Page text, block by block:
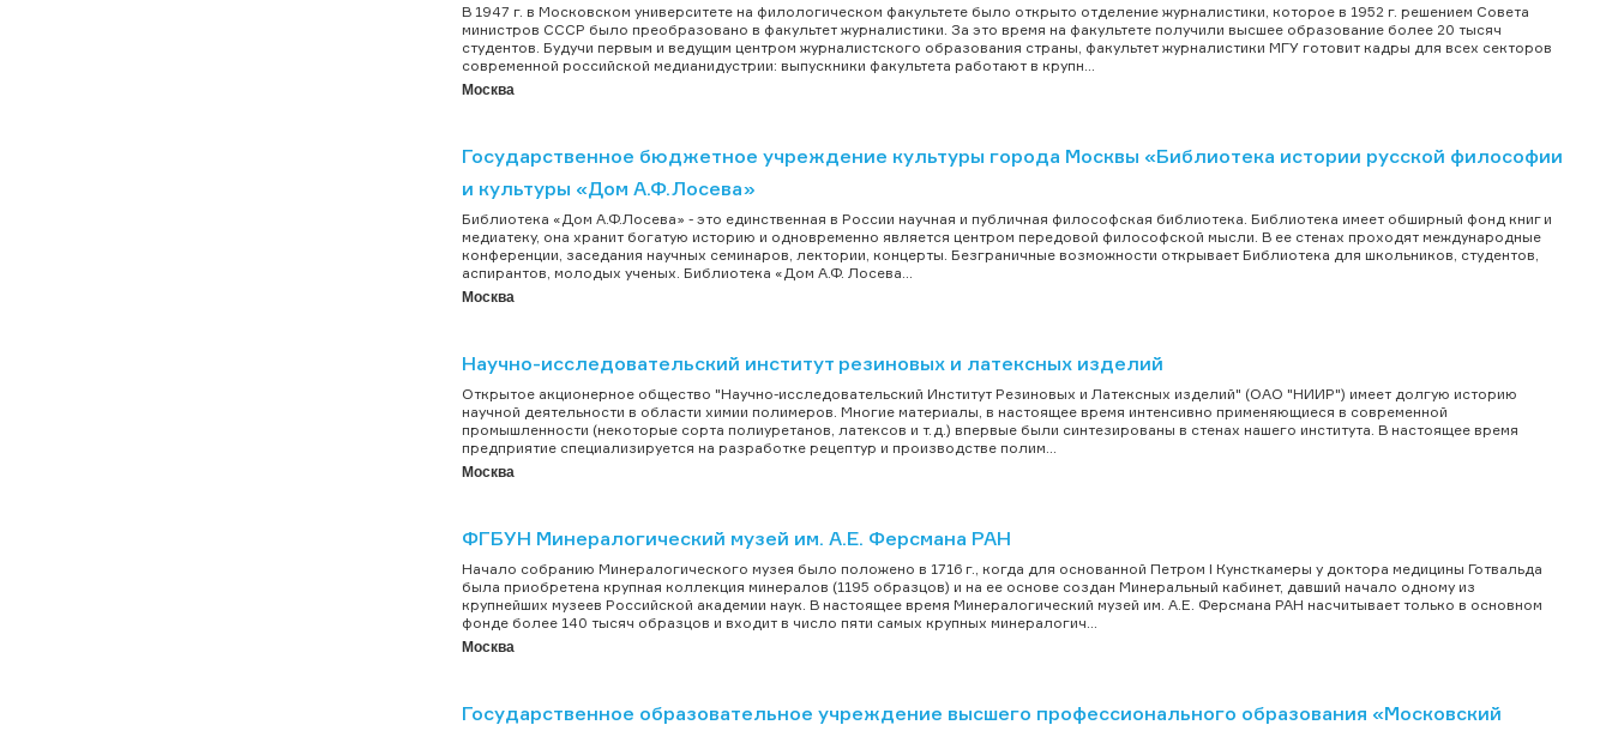
В 1947 г. в Московском университете на филологическом факультете было открыто отделение журналистики, которое в 1952 г. решением Совета
министров СССР было преобразовано в факультет журналистики. За это время на факультете получили высшее образование более 20 тысяч
студентов. Будучи первым и ведущим центром журналистского образования страны, факультет журналистики МГУ готовит кадры для всех секторов
современной российской медианидустрии: выпускники факультета работают в крупн...
Москва
Государственное бюджетное учреждение культуры города Москвы «Библиотека истории русской философии
и культуры «Дом А.Ф.Лосева»
Библиотека «Дом А.Ф.Лосева» - это единственная в России научная и публичная философская библиотека. Библиотека имеет обширный фонд книг и
медиатеку, она хранит богатую историю и одновременно является центром передовой философской мысли. В ее стенах проходят международные
конференции, заседания научных семинаров, лектории, концерты. Безграничные возможности открывает Библиотека для школьников, студентов,
аспирантов, молодых ученых. Библиотека «Дом А.Ф. Лосева...
Москва
Научно-исследовательский институт резиновых и латексных изделий
Открытое акционерное общество "Научно-исследовательский Институт Резиновых и Латексных изделий" (ОАО "НИИР") имеет долгую историю
научной деятельности в области химии полимеров. Многие материалы, в настоящее время интенсивно применяющиеся в современной
промышленности (некоторые сорта полиуретанов, латексов и т.д.) впервые были синтезированы в стенах нашего института. В настоящее время
предприятие специализируется на разработке рецептур и производстве полим...
Москва
ФГБУН Минералогический музей им. А.Е. Ферсмана РАН
Начало собранию Минералогического музея было положено в 1716 г., когда для основанной Петром I Кунсткамеры у доктора медицины Готвальда
была приобретена крупная коллекция минералов (1195 образцов) и на ее основе создан Минеральный кабинет, давший начало одному из
крупнейших музеев Российской академии наук. В настоящее время Минералогический музей им. А.Е. Ферсмана РАН насчитывает только в основном
фонде более 140 тысяч образцов и входит в число пяти самых крупных минералогич...
Москва
Государственное образовательное учреждение высшего профессионального образования «Московский